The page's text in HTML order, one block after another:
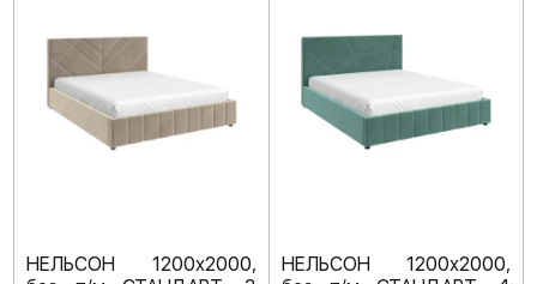
НЕЛЬСОН 1200х2000,
НЕЛЬСОН 1200х2000,